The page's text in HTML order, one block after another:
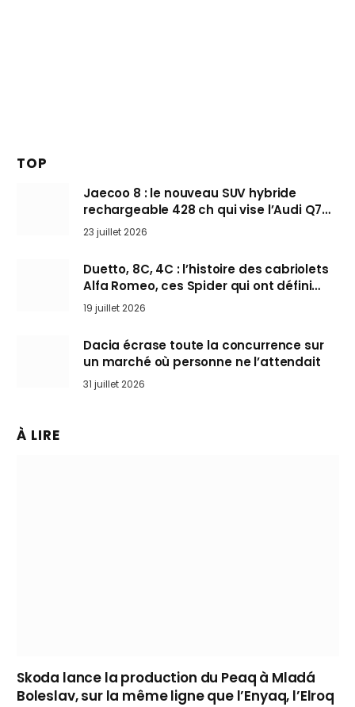
TOP
Jaecoo 8 : le nouveau SUV hybride
rechargeable 428 ch qui vise l’Audi Q7
arrive en Europe cet automne
23 juillet 2026
Duetto, 8C, 4C : l’histoire des cabriolets
Alfa Romeo, ces Spider qui ont défini
l’art de rouler cheveux au vent
19 juillet 2026
Dacia écrase toute la concurrence sur
un marché où personne ne l’attendait
31 juillet 2026
À LIRE
Skoda lance la production du Peaq à Mladá
Boleslav, sur la même ligne que l’Enyaq, l’Elroq